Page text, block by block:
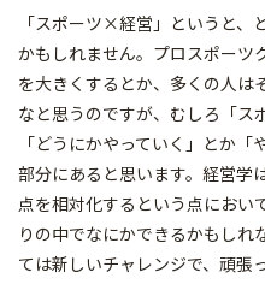
「スポーツ×経営」というと、
かもしれません。プロスポーツ
を大きくするとか、多くの人は
なと思うのですが、むしろ「
「どうにかやっていく」とか
部分にあると思います。経営学
点を相対化するという点にお
りの中でなにかできるかもしれ
ては新しいチャレンジで、頑張